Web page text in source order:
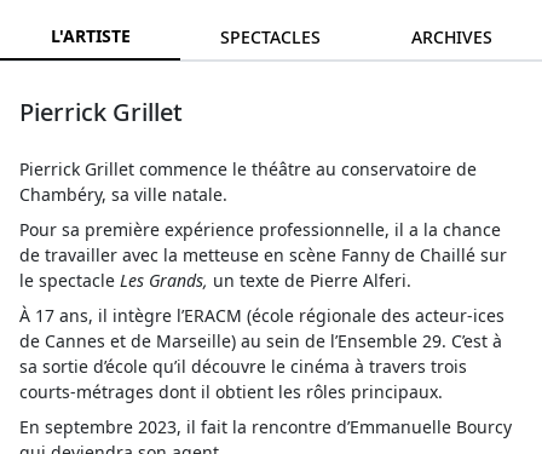
L'ARTISTE SPECTACLES ARCHIVES
Pierrick Grillet
Pierrick Grillet commence le théâtre au conservatoire de
Chambéry, sa ville natale.
Pour sa première expérience professionnelle, il a la chance
de travailler avec la metteuse en scène Fanny de Chaillé sur
le spectacle Les Grands, un texte de Pierre Alferi.
À 17 ans, il intègre l’ERACM (école régionale des acteur-ices
de Cannes et de Marseille) au sein de l’Ensemble 29. C’est à
sa sortie d’école qu’il découvre le cinéma à travers trois
courts-métrages dont il obtient les rôles principaux.
En septembre 2023, il fait la rencontre d’Emmanuelle Bourcy